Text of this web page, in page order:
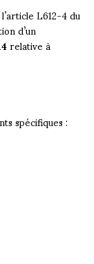
L612-4 du
d’un
relative à
spécifiques :